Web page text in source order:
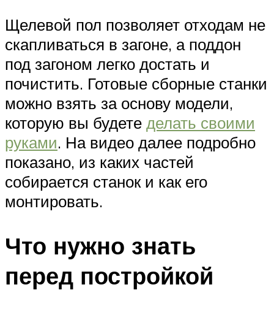
Щелевой пол позволяет отходам не
скапливаться в загоне, а поддон
под загоном легко достать и
почистить. Готовые сборные станки
можно взять за основу модели,
которую вы будете делать своими
руками. На видео далее подробно
показано, из каких частей
собирается станок и как его
монтировать.
Что нужно знать
перед постройкой